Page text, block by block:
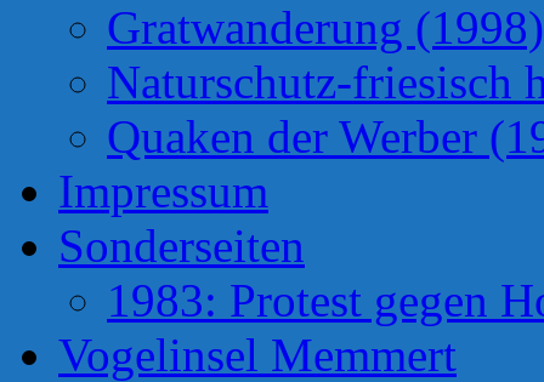
Gratwanderung (1998)
Naturschutz-friesisch
Quaken der Werber
Impressum
Sonderseiten
1983: Protest gegen
Vogelinsel Memmert